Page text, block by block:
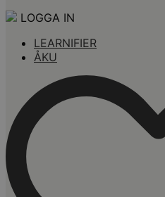
LOGGA IN
LEARNIFIER
ÅKU